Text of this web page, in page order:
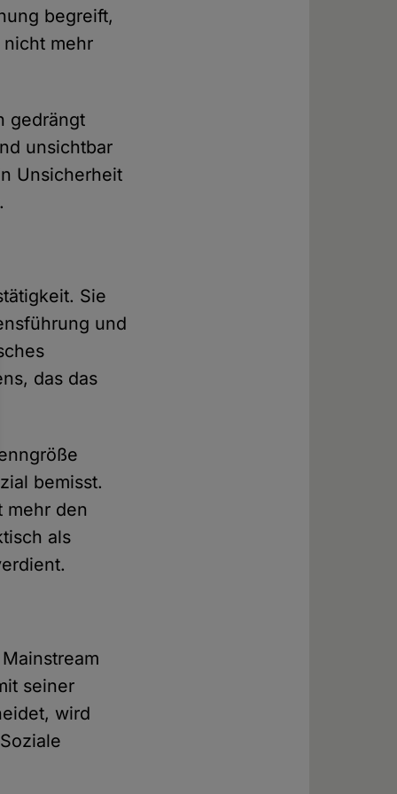
begreift,
mehr
gedrängt
unsichtbar
Unsicherheit
Sie
und
das das
bemisst.
mehr den
als
seiner
wird